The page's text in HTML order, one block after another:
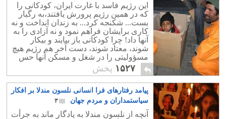
این رژیم فاسد با غارت ایران، کودکانی را
که در همین رژیم پرورش یافتند،به رگبار
بست... شکنجه کرد... به زندان انداخت و نه
کاری برایشان فراهم نمود و نه آزادی را به
آنها داد! چرا کودکانی باز بیایند و بیکار
شوند، معتاد شوند، دست آخر هم رژیم هیچ
مسؤولیتی را در شغل و مسکن آنها حس
نکند؟ رژیم، کودکان دیروز را بحال خود رها
کرد و اعتیاد و بیکاری جوانان ایرانی را فرا
گرفت ، حال پرسش این است گلهای دیروز
در حال خشکیدن هستند، چگونه و با چه
امیدی گلهای امروز را بیشتر کنیم؟
افزایش جمعیت؟؟؟ با این تورم؟ تورم در
اقتصاد به افزایش نا متناسب قیمتها گفته
۱۵۲۷ پخش
پیامد رفتارهای فرا انسانی نلسون مندلا بر افکار
سیاستمداران و مردم جهان
۳
آنچه از نلسون مندلا به یادگار ماند به جرأت